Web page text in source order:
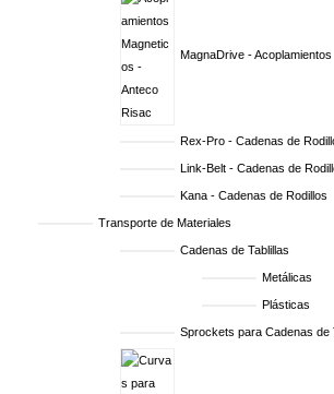
MagnaDrive - Acoplamientos
Rex-Pro - Cadenas de
Link-Belt - Cadenas de
Kana - Cadenas de Rodillos
Transporte de Materiales
Cadenas de Tablillas
Metálicas
Plásticas
Sprockets para Cadenas de